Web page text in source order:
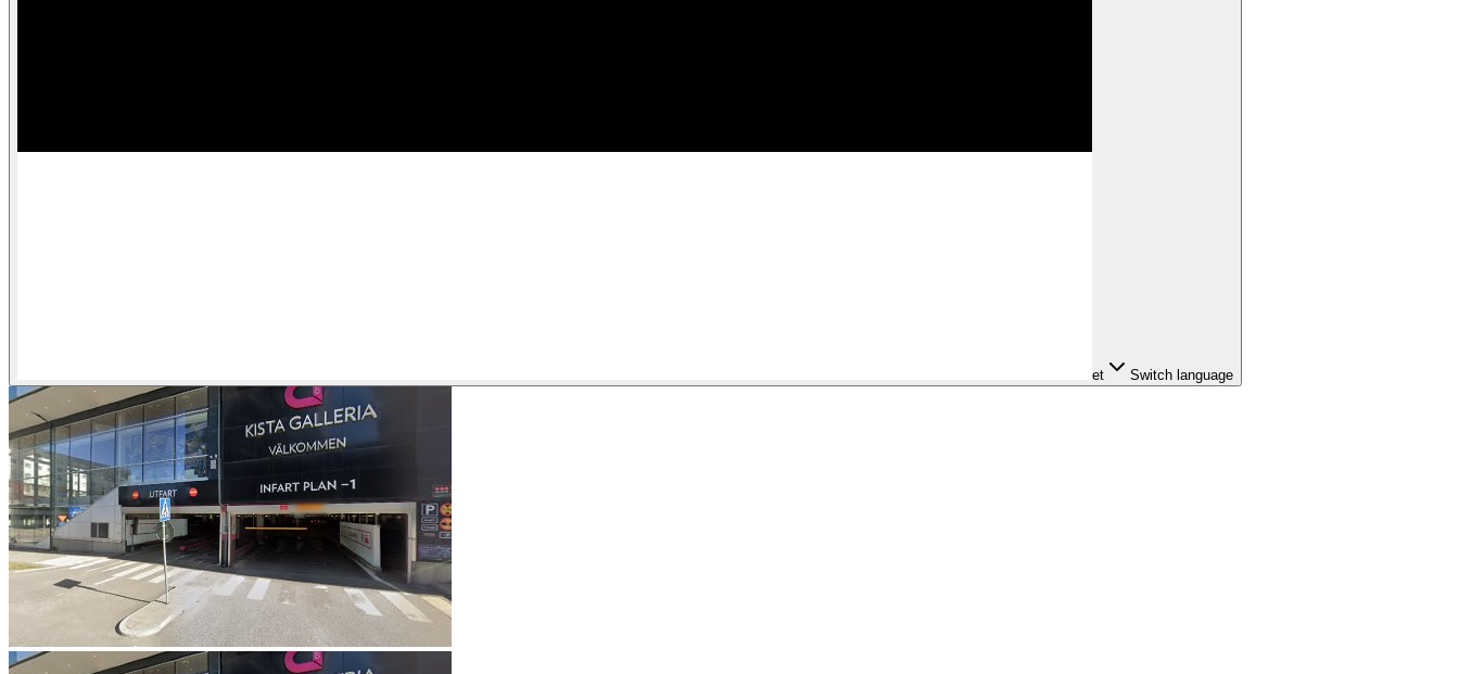
et Switch language